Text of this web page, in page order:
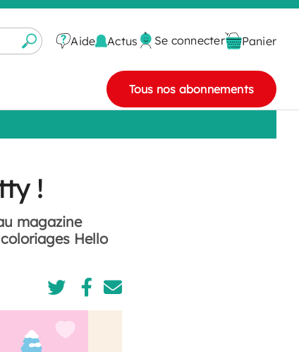
Aide Actus Se connecter Panier
Tous nos abonnements
!
magazine
Hello